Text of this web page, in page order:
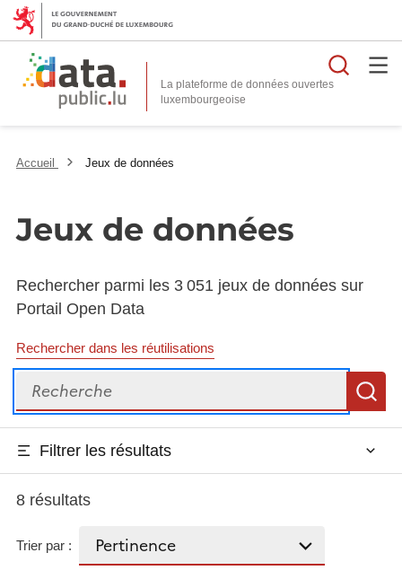
La plateforme de données ouvertes
Accueil Jeux de données
Jeux de données
Rechercher parmi les 3 051 jeux de données sur
Portail Open Data
Rechercher dans les réutilisations
Recherche
Filtrer les résultats
8 résultats
Trier par :